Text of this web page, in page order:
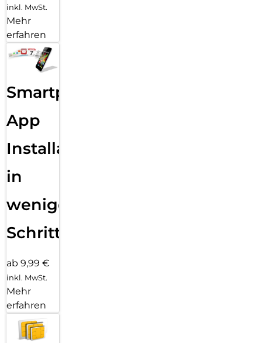
inkl. MwSt.
Mehr
erfahren
Smartphone
App
Installation
in
wenigen
Schritten
ab 9,99 €
inkl. MwSt.
Mehr
erfahren